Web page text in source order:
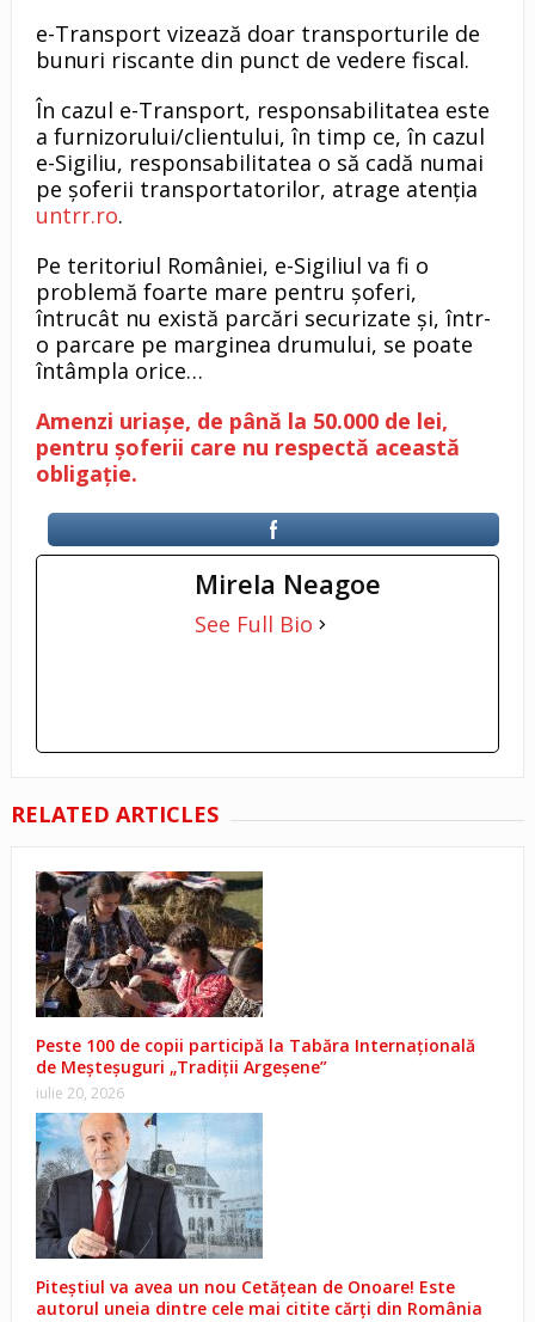
e-Transport vizează doar transporturile de
bunuri riscante din punct de vedere fiscal.
În cazul e-Transport, responsabilitatea este
a furnizorului/clientului, în timp ce, în cazul
e-Sigiliu, responsabilitatea o să cadă numai
pe șoferii transportatorilor, atrage atenția
untrr.ro.
Pe teritoriul României, e-Sigiliul va fi o
problemă foarte mare pentru șoferi,
întrucât nu există parcări securizate și, într-
o parcare pe marginea drumului, se poate
întâmpla orice…
Amenzi uriașe, de până la 50.000 de lei,
pentru șoferii care nu respectă această
obligație.
Mirela Neagoe
See Full Bio
RELATED ARTICLES
Peste 100 de copii participă la Tabăra Internațională
de Meșteșuguri „Tradiții Argeșene”
iulie 20, 2026
Piteștiul va avea un nou Cetățean de Onoare! Este
autorul uneia dintre cele mai citite cărți din România